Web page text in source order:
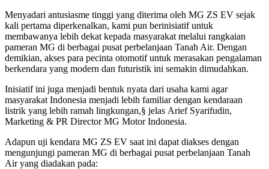
Menyadari antusiasme tinggi yang diterima oleh MG ZS EV sejak
kali pertama diperkenalkan, kami pun berinisiatif untuk
membawanya lebih dekat kepada masyarakat melalui rangkaian
pameran MG di berbagai pusat perbelanjaan Tanah Air. Dengan
demikian, akses para pecinta otomotif untuk merasakan pengalaman
berkendara yang modern dan futuristik ini semakin dimudahkan.
Inisiatif ini juga menjadi bentuk nyata dari usaha kami agar
masyarakat Indonesia menjadi lebih familiar dengan kendaraan
listrik yang lebih ramah lingkungan,§ jelas Arief Syarifudin,
Marketing & PR Director MG Motor Indonesia.
Adapun uji kendara MG ZS EV saat ini dapat diakses dengan
mengunjungi pameran MG di berbagai pusat perbelanjaan Tanah
Air yang diadakan pada: